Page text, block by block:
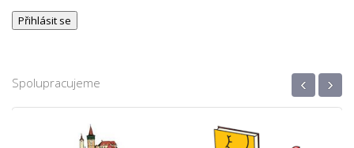
Spolupracujeme ‹ ›